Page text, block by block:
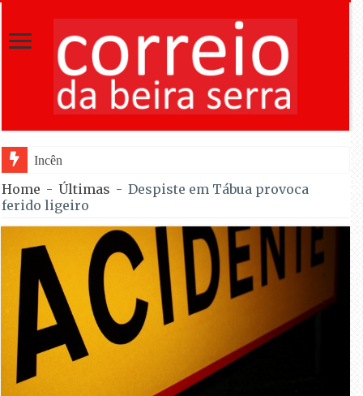
Incêndios em Fornos de Algodres en
Home - Últimas - Despiste em Tábua provoca
ferido ligeiro